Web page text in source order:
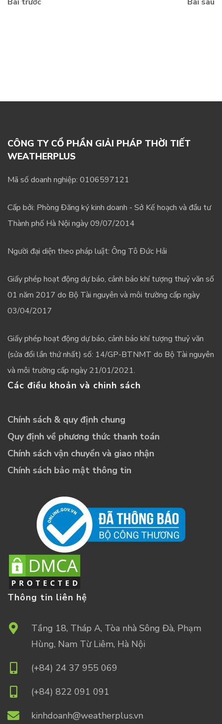
CÔNG TY CỔ PHẦN GIẢI PHÁP THỜI TIẾT
WEATHERPLUS
Mã số doanh nghiệp: 0106597121
Cấp bởi: Phòng Đăng ký kinh doanh - Sở Kế hoạch và đầu tư
Thành phố Hà Nội ngày 09/07/2014
Người đại diện theo pháp luật: Ông Tô Đức Hải
Giấy phép hoạt động dự báo, cảnh báo khí tượng thuỷ văn số
01 năm 2017 do Bộ Tài nguyên và môi trường cấp ngày
03/04/2017
Giấy phép hoạt động dự báo, cảnh báo khí tượng thuỷ văn
(sửa đổi lần thứ nhất) số: 14/GP-BTNMT do Bộ Tài nguyên
và môi trường cấp ngày 21/01/2021.
Các điều khoản và chinh sách
Chính sách & quy định chung
Quy định về phương thức thanh toán
Chính sách vận chuyển và giao nhận
Chính sách bảo mật thông tin
Thông tin liên hệ
Tầng 18, Tháp A, Tòa nhà Sông Đà, Phạm
Hùng, Nam Từ Liêm, Hà Nội
(+84) 24 37 955 069
(+84) 822 091 091
kinhdoanh@weatherplus.vn